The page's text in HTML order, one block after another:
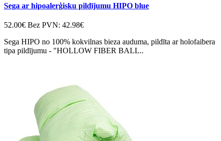
Sega ar hipoalerģisku pildījumu HIPO blue
52.00€ Bez PVN: 42.98€
Sega HIPO no 100% kokvilnas bieza auduma, pildīta ar holofaibera
tipa pildījumu - "HOLLOW FIBER BALL..